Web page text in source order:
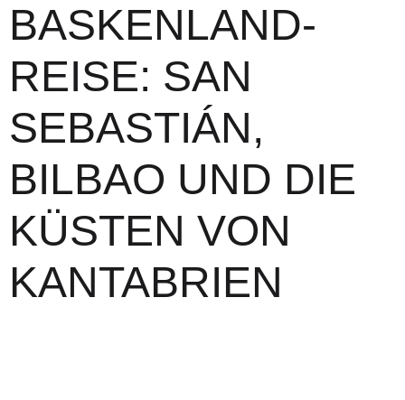
BASKENLAND-
REISE: SAN
SEBASTIÁN,
BILBAO UND DIE
KÜSTEN VON
KANTABRIEN